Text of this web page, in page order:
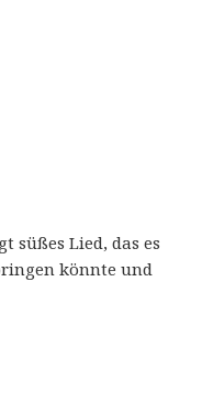
süßes Lied, das es
könnte und